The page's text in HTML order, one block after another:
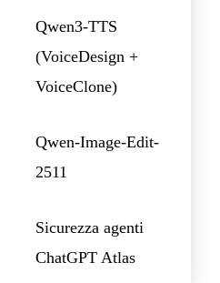
Qwen3-TTS
(VoiceDesign +
VoiceClone)
Qwen-Image-Edit-
2511
Sicurezza agenti
ChatGPT Atlas